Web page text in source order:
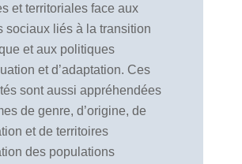
et territoriales face aux
sociaux liés à la transition
et aux politiques
et d’adaptation. Ces
sont aussi appréhendées
de genre, d’origine, de
et de territoires
des populations